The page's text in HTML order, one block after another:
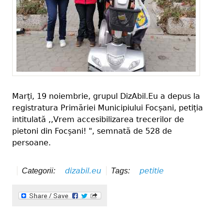
Marți, 19 noiembrie, grupul DizAbil.Eu a depus la
registratura Primăriei Municipiului Focșani, petiția
intitulată ,,Vrem accesibilizarea trecerilor de
pietoni din Focșani! ", semnată de 528 de
persoane.
Categorii: dizabil.eu Tags: petitie